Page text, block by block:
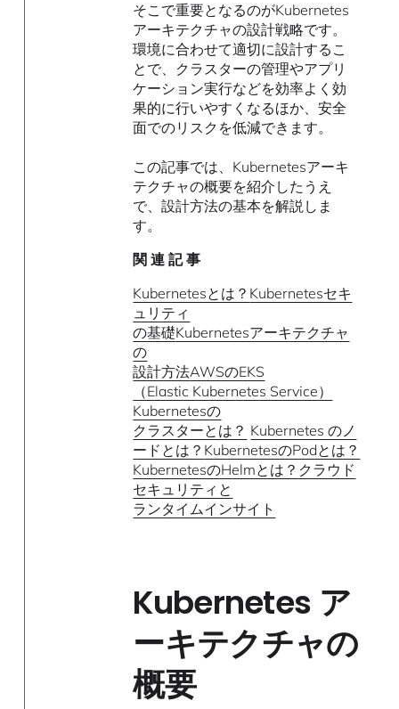
そこで重要となるのがKubernetes
アーキテクチャの設計戦略です。
環境に合わせて適切に設計するこ
とで、クラスターの管理やアプリ
ケーション実行などを効率よく効
果的に行いやすくなるほか、安全
面でのリスクを低減できます。
この記事では、Kubernetesアーキ
テクチャの概要を紹介したうえ
で、設計方法の基本を解説しま
す。
関 連 記 事
Kubernetesとは？ Kubernetesセキ
ュリティ
の基礎Kubernetesアーキテクチャ
の
設計方法AWSのEKS
（Elastic Kubernetes Service）
Kubernetesの
クラスターとは？ Kubernetes のノ
ードとは？ KubernetesのPodとは？
KubernetesのHelmとは？ クラウド
セキュリティと
ランタイムインサイト
Kubernetes ア
ーキテクチャの
概要